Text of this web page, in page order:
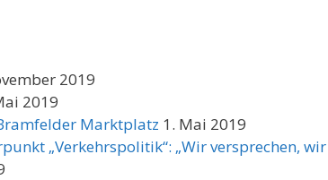
2019
2019
Marktplatz 1. Mai 2019
„Verkehrspolitik“: „Wir versprechen, wir